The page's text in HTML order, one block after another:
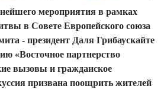
мероприятия в рамках
в Совете Европейского союза
- президент Даля Грибаускайте
«Восточное партнерство
вызовы и гражданское
призвана поощрить жителей